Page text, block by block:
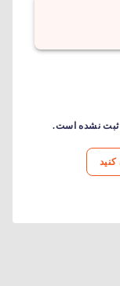
ثبت نشده است.
کنید